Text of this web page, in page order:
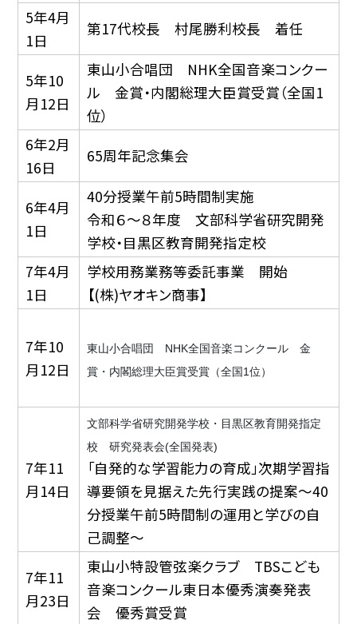
5年4月
1日
第17代校長 村尾勝利校長 着任
5年10
月12日
東山小合唱団 NHK全国音楽コンクー
ル 金賞・内閣総理大臣賞受賞（全国1
位）
6年2月
16日
65周年記念集会
6年4月
1日
40分授業午前5時間制実施
令和６～８年度 文部科学省研究開発
学校・目黒区教育開発指定校
7年4月
1日
学校用務業務等委託事業 開始
【(株)ヤオキン商事】
7年10
月12日
東山小合唱団 NHK全国音楽コンクール 金
賞・内閣総理大臣賞受賞（全国1位）
7年11
月14日
文部科学省研究開発学校・目黒区教育開発指定
校 研究発表会(全国発表)
「自発的な学習能力の育成」次期学習指
導要領を見据えた先行実践の提案～40
分授業午前5時間制の運用と学びの自
己調整～
7年11
月23日
東山小特設管弦楽クラブ TBSこども
音楽コンクール東日本優秀演奏発表
会 優秀賞受賞